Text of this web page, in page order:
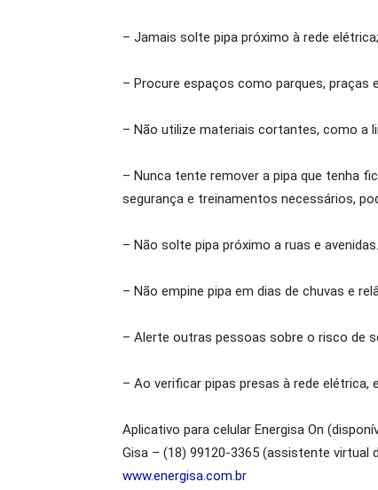
– Jamais solte pipa próximo à rede elétrica;
– Procure espaços como parques, praças
– Não utilize materiais cortantes, como a
– Nunca tente remover a pipa que tenha
segurança e treinamentos necessários,
– Não solte pipa próximo a ruas e
– Não empine pipa em dias de chuvas e
– Alerte outras pessoas sobre o risco de
– Ao verificar pipas presas à rede
Aplicativo para celular Energisa On
Gisa – (18) 99120-3365 (assistente virtual
www.energisa.com.br